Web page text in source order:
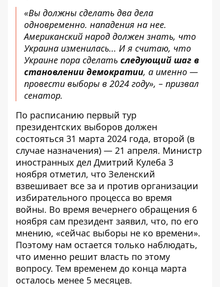
«Вы должны сделать два дела
одновременно. нападения на нее.
Американский народ должен знать, что
Украина изменилась... И я считаю, что
Украине пора сделать следующий шаг в
становлении демократии, а именно —
провести выборы в 2024 году», – призвал
сенатор.
По расписанию первый тур
президентских выборов должен
состояться 31 марта 2024 года, второй (в
случае назначения) — 21 апреля. Министр
иностранных дел Дмитрий Кулеба 3
ноября отметил, что Зеленский
взвешивает все за и против организации
избирательного процесса во время
войны. Во время вечернего обращения 6
ноября сам президент заявил, что, по его
мнению, «сейчас выборы не ко времени».
Поэтому нам остается только наблюдать,
что именно решит власть по этому
вопросу. Тем временем до конца марта
осталось менее 5 месяцев.